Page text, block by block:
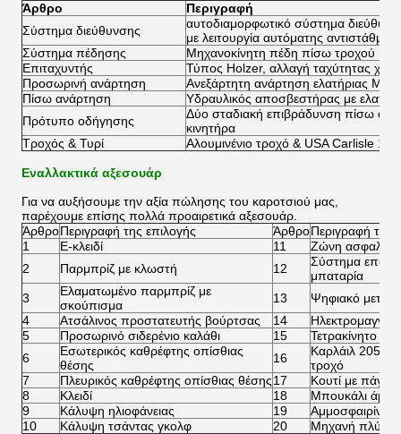
Άρθρο
Περιγραφή
Σύστημα διεύθυνσης
αυτοδιαμορφωτικό σύστημα
με λειτουργία αυτόματης
Σύστημα πέδησης
Μηχανοκίνητη πέδη πίσω τροχού
Επιταχυντής
Τύπος Holzer, αλλαγή ταχύτητας
Προσωρινή ανάρτηση
Ανεξάρτητη ανάρτηση ελατήριας
Πίσω ανάρτηση
Υδραυλικός αποσβεστήρας με
Πρότυπο οδήγησης
Δύο σταδιακή επιβράδυνση πίσω
κινητήρα
Τροχός & Τυρί
Αλουμινένιο τροχό & USA Carlisle
Εναλλακτικά αξεσουάρ
Για να αυξήσουμε την αξία πώλησης του καροτσιού μας,
παρέχουμε επίσης πολλά προαιρετικά αξεσουάρ.
ΆρθροΠεριγραφή της επιλογής ΆρθροΠεριγραφή της
1
Ε-κλειδί 11
Ζώνη
2
Παρμπρίζ με κλωστή 12
Σύστημα
μπαταρία
3
Ελαματωμένο παρμπρίζ με
σκούπισμα
13
Ψηφιακό
4
Ατσάλινος προστατευτής βούρτσας 14
5
Προσωρινό σιδερένιο καλάθι 15
Τετρακίνητο
6
Εσωτερικός καθρέφτης οπίσθιας
θέσης
16
Καρλάιλ 205/
τροχό
7
Πλευρικός καθρέφτης οπίσθιας θέσης17
Κουτί με πάγο
8
Κλειδί 18
Μπουκάλι
9
Κάλυψη ηλιοφάνειας 19
Αμμοσφαιρίνη
10
Κάλυψη τσάντας γκολφ 20 Μηχανή